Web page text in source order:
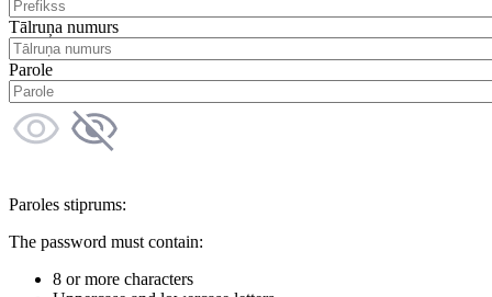
Tālruņa numurs
Parole
Paroles stiprums:
The password must contain:
8 or more characters